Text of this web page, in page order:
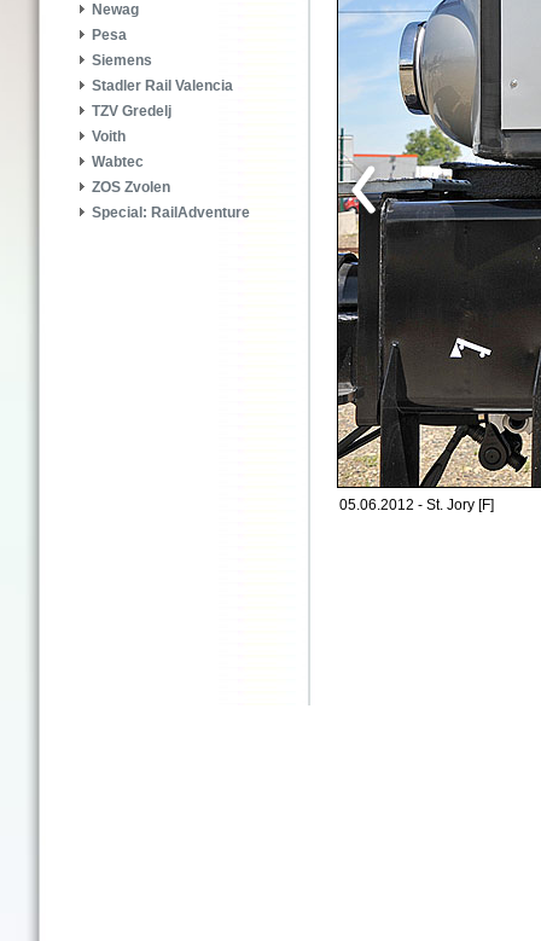
Newag
Pesa
Siemens
Stadler Rail Valencia
TZV Gredelj
Voith
Wabtec
ZOS Zvolen
Special: RailAdventure
05.06.2012 - St. Jory [F]